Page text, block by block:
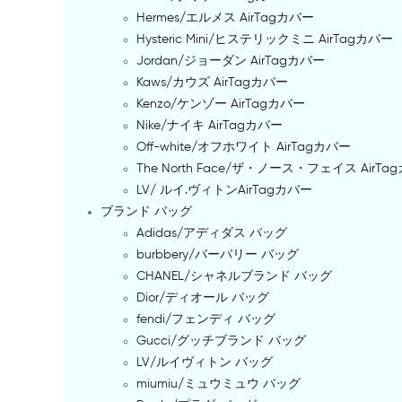
Hermes/エルメス AirTagカバー
Hysteric Mini/ヒステリックミニ AirTagカバー
Jordan/ジョーダン AirTagカバー
Kaws/カウズ AirTagカバー
Kenzo/ケンゾー AirTagカバー
Nike/ナイキ AirTagカバー
Off-white/オフホワイト AirTagカバー
The North Face/ザ・ノース・フェイス AirTag
LV/ ルイ.ヴィトンAirTagカバー
ブランド バッグ
Adidas/アディダス バッグ
burbbery/バーバリー バッグ
CHANEL/シャネルブランド バッグ
Dior/ディオール バッグ
fendi/フェンディ バッグ
Gucci/グッチブランド バッグ
LV/ルイヴィトン バッグ
miumiu/ミュウミュウ バッグ